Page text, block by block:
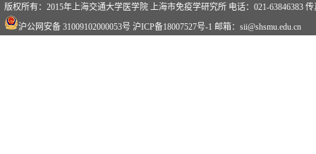
版权所有：2015年上海交通大学医学院 上海市免疫学研究所 电话：021-63846383 传
沪公网安备 31009102000053号 沪ICP备18007527号-1 邮箱：sii@shsmu.edu.cn